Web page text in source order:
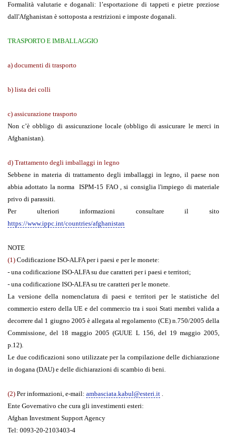
Formalità valutarie e doganali: l’esportazione di tappeti e pietre preziose
dall'Afghanistan è sottoposta a restrizioni e imposte doganali.
TRASPORTO E IMBALLAGGIO
a) documenti di trasporto
b) lista dei colli
c) assicurazione trasporto
Non c’è obbligo di assicurazione locale (obbligo di assicurare le merci in
Afghanistan).
d) Trattamento degli imballaggi in legno
Sebbene in materia di trattamento degli imballaggi in legno, il paese non
abbia adottato la norma
ISPM-15 FAO , si consiglia l'impiego di materiale
privo di parassiti.
Per ulteriori informazioni consultare il sito
https://www.ippc.int/countries/afghanistan
NOTE
(1) Codificazione ISO-ALFA per i paesi e per le monete:
- una codificazione ISO-ALFA su due caratteri per i paesi e territori;
- una codificazione ISO-ALFA su tre caratteri per le monete.
La versione della nomenclatura di paesi e territori per le statistiche del
commercio estero della UE e del commercio tra i suoi Stati membri valida a
decorrere dal 1 giugno 2005 è allegata al regolamento (CE) n.750/2005 della
Commissione, del 18 maggio 2005 (GUUE L 156, del 19 maggio 2005,
p.12).
Le due codificazioni sono utilizzate per la compilazione delle dichiarazione
in dogana (DAU) e delle dichiarazioni di scambio di beni.
(2) Per informazioni, e-mail: ambasciata.kabul@esteri.it .
Ente Governativo che cura gli investimenti esteri:
Afghan Investment Support Agency
Tel: 0093-20-2103403-4